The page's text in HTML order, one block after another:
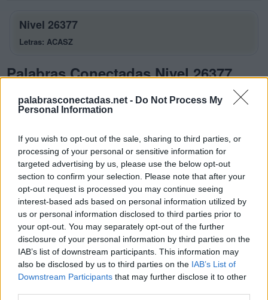
palabrasconectadas.net - Do Not Process My
Personal Information
If you wish to opt-out of the sale, sharing to third parties, or
processing of your personal or sensitive information for
targeted advertising by us, please use the below opt-out
section to confirm your selection. Please note that after your
opt-out request is processed you may continue seeing
interest-based ads based on personal information utilized by
us or personal information disclosed to third parties prior to
your opt-out. You may separately opt-out of the further
disclosure of your personal information by third parties on the
IAB’s list of downstream participants. This information may
also be disclosed by us to third parties on the IAB’s List of
Downstream Participants that may further disclose it to other
Nivel 26377
Letras: ACASZ
Palabras Conectadas Nivel 26377
La respuesta a este rompecabezas es:
A
C
A
S
A
Z
C
A Z
A
S
A C
A
C
A Z A
S
Palabras extra:
A
S
A
C
A S A